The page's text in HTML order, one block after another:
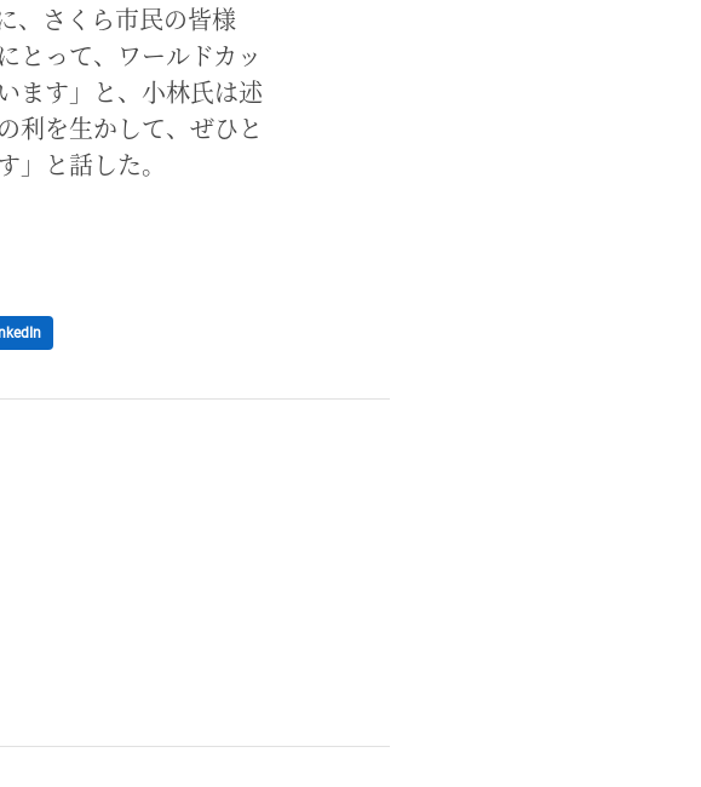
、さくら市民の皆様
とって、ワールドカッ
ます」と、小林氏は述
利を生かして、ぜひと
」と話した。